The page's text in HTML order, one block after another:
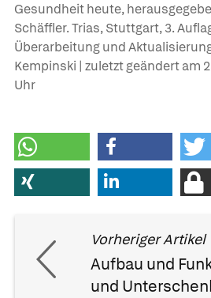
Gesundheit heute,
Schäffler. Trias, Stuttgart, 3.
Überarbeitung und
Kempinski | zuletzt geändert am
Uhr
Vorheriger Artikel
Aufbau und
und